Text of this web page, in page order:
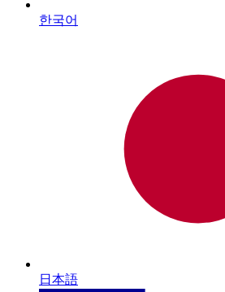
한국어
日本語